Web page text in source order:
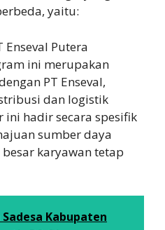
yaitu:
Enseval Putera
ini merupakan
PT Enseval,
dan logistik
ini hadir secara spesifik
sumber daya
karyawan tetap
Kabupaten